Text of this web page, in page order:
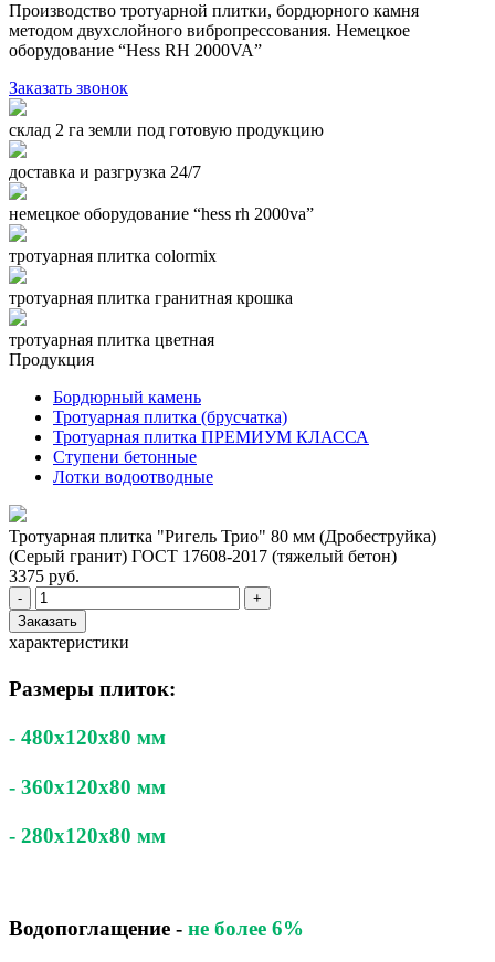
Производство тротуарной плитки, бордюрного камня
методом двухслойного вибропресcования. Немецкое
оборудование “Hess RH 2000VA”
Заказать звонок
склад 2 га земли под готовую продукцию
доставка и разгрузка 24/7
немецкое оборудование “hess rh 2000va”
тротуарная плитка colormix
тротуарная плитка гранитная крошка
тротуарная плитка цветная
Продукция
Бордюрный камень
Тротуарная плитка (брусчатка)
Тротуарная плитка ПРЕМИУМ КЛАССА
Ступени бетонные
Лотки водоотводные
Тротуарная плитка "Ригель Трио" 80 мм (Дробеструйка)
(Серый гранит) ГОСТ 17608-2017 (тяжелый бетон)
3375 руб.
-
+
Заказать
характеристики
Размеры плиток:
- 480x120x80 мм
- 360x120x80 мм
- 280x120x80 мм
Водопоглащение - не более 6%